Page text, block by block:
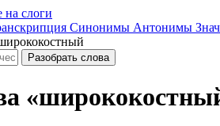
на слоги
Синонимы Антонимы
Разобрать слова